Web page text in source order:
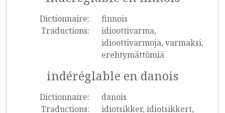
Dictionnaire:
finnois
Traductions:
idioottivarma,
idioottivarmoja, varmaksi,
erehtymättömiä
indéréglable en danois
Dictionnaire:
danois
Traductions:
idiotsikker, idiotsikkert,